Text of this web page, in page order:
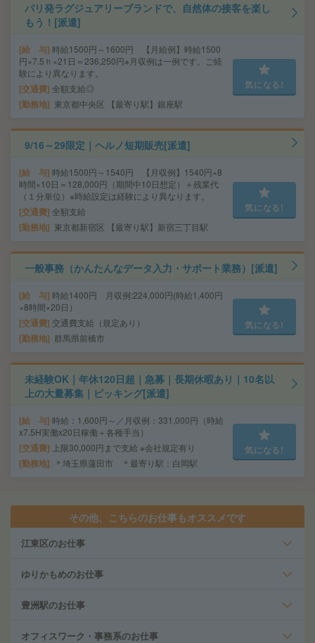
パリ発ラグジュアリーブランドで、自然体の接客を楽し
もう！[派遣]
給 与 時給1500円～1600円 【月給例】時給1500
円×7.5ｈ×21日＝236,250円※月収例は一例です。ご経
験により異なります。
交通費 全額支給◎
勤務地 東京都中央区 【最寄り駅】銀座駅
気になる!
9/16～29限定｜ヘルノ短期販売[派遣]
給 与 時給1500円～1540円 【月収例】1540円×8
時間×10日＝128,000円（期間中10日想定）＋残業代
（１分単位）※時給設定は経験により異なります。
交通費 全額支給
勤務地 東京都新宿区 【最寄り駅】新宿三丁目駅
気になる!
一般事務（かんたんなデータ入力・サポート業務）[派遣]
給 与 時給1400円 月収例:224,000円(時給1,400円
×8時間×20日）
交通費 交通費支給（規定あり）
勤務地 群馬県前橋市
気になる!
未経験OK｜年休120日超｜急募｜長期休暇あり｜10名以
上の大量募集｜ピッキング[派遣]
給 与 時給：1,600円～／月収例：331,000円（時給
x7.5H実働x20日稼働＋各種手当）
交通費 上限30,000円まで支給 ※会社規定有り
勤務地 ＊埼玉県蓮田市 ＊最寄り駅：白岡駅
気になる!
その他、こちらのお仕事もオススメです
江東区のお仕事
ゆりかもめのお仕事
豊洲駅のお仕事
オフィスワーク・事務系のお仕事